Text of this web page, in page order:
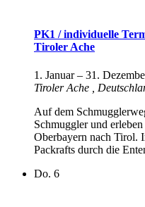
PK1 / individuelle
Tiroler Ache
1. Januar– 31.
Tiroler Ache
,
Auf dem
Schmuggler und
Oberbayern nach Tirol.
Packrafts durch die
Do. 6